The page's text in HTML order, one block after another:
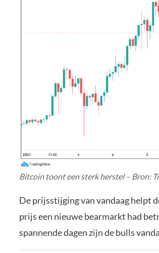
Bitcoin toont een sterk herstel – Bron:
De prijsstijging van vandaag helpt
prijs een nieuwe bearmarkt had
spannende dagen zijn de bulls